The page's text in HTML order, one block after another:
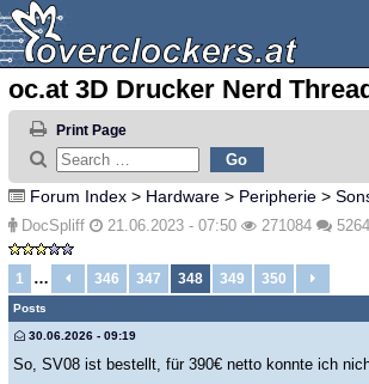
oc.at 3D Drucker Nerd
Print Page
Forum Index > Hardware > Peripherie >
DocSpliff 21.06.2023 - 07:50 271084 5264
1 … 346 347 348 349 350
Posts
30.06.2026 - 09:19
So, SV08 ist bestellt, für 390€ netto konnte ich